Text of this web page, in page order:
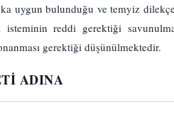
uygun bulunduğu ve temyiz
isteminin reddi gerektiği
gerektiği düşünülmektedir.
ADINA